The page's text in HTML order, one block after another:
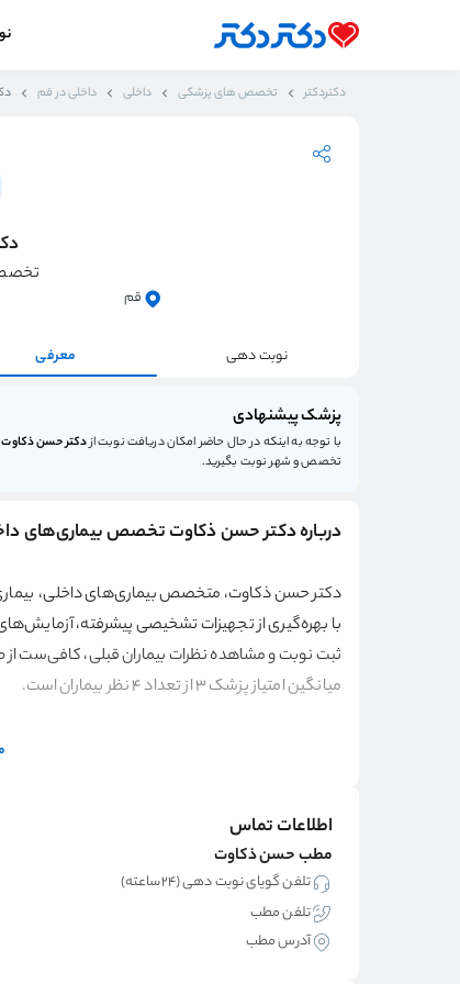
دکتردکتر تخصص های پزشکی داخلی داخلی در قم
قم
نوبت دهی معرفی
پزشک پیشنهادی
با توجه به اینکه در حال حاضر امکان دریافت نوبت ازدکتر حسن ذکاوت
تخصص و شهر نوبت بگیرید.
درباره دکتر حسن ذکاوت تخصص بیماری‌های
با بهره‌گیری از تجهیزات تشخیصی پیشرفته، آزمایش‌های
ثبت نوبت و مشاهده نظرات بیماران قبلی، کافی‌ست از
میانگین امتیاز پزشک 3 از تعداد 4 نظر بیماران است.
اطلاعات تماس
مطب حسن ذکاوت
تلفن گویای نوبت دهی (۲۴ساعته)
تلفن مطب
آدرس مطب